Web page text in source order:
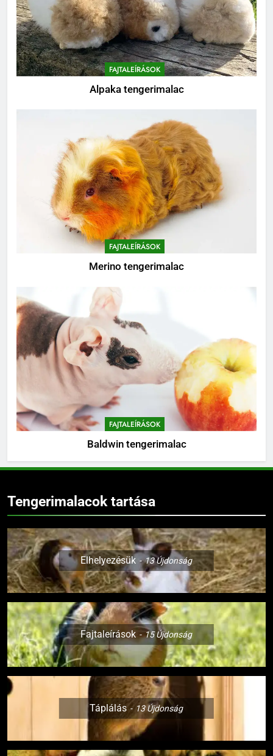
Mi kell egy tengerimalacnak?
BLOG
FAJTALEÍRÁSOK
Alpaka tengerimalac
FAJTALEÍRÁSOK
Merino tengerimalac
FAJTALEÍRÁSOK
Baldwin tengerimalac
Tengerimalacok tartása
Elhelyezésük 13Újdonság
Fajtaleírások 15Újdonság
Táplálás 13Újdonság